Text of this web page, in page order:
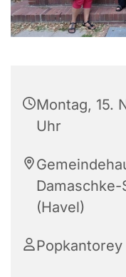
Montag, 15.
Uhr
(Havel)
Popkantorey